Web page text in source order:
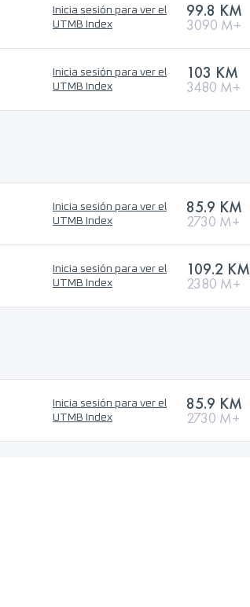
Inicia sesión para ver el
UTMB Index
99.8 KM
3090 M+
Inicia sesión para ver el
UTMB Index
103 KM
3480 M+
Inicia sesión para ver el
UTMB Index
85.9 KM
2730 M+
Inicia sesión para ver el
UTMB Index
109.2 KM
2380 M+
Inicia sesión para ver el
UTMB Index
85.9 KM
2730 M+